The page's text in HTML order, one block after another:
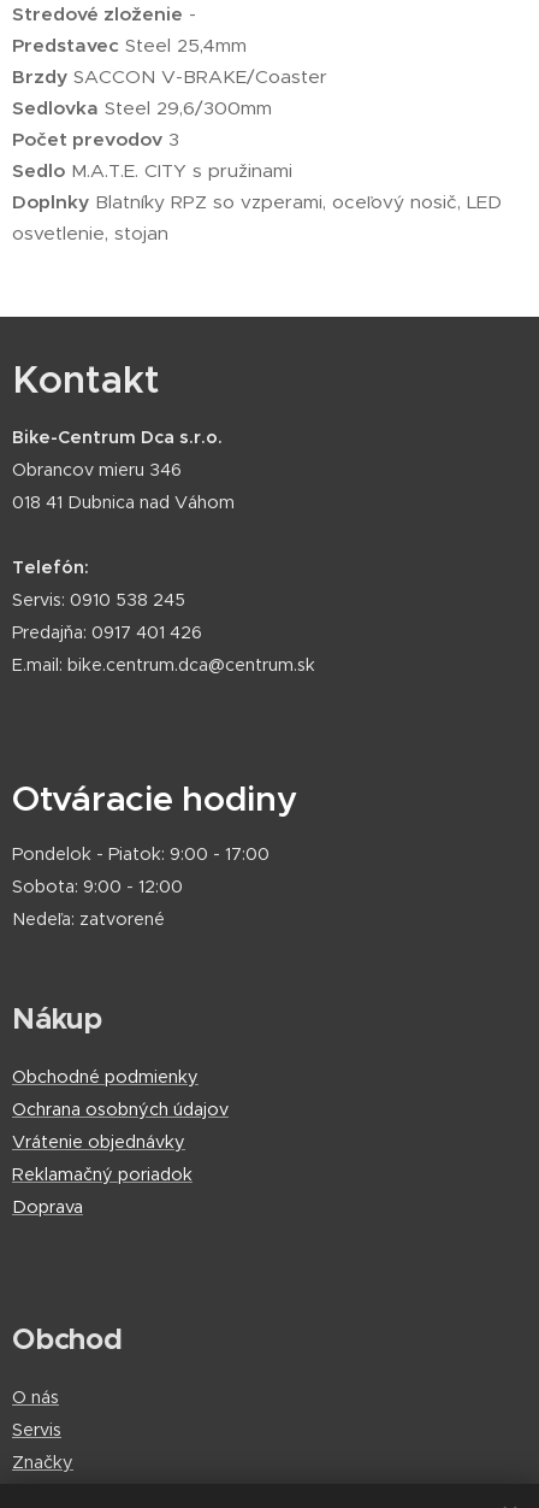
Stredové zloženie -
Predstavec Steel 25,4mm
Brzdy SACCON V-BRAKE/Coaster
Sedlovka Steel 29,6/300mm
Počet prevodov 3
Sedlo M.A.T.E. CITY s pružinami
Doplnky Blatníky RPZ so vzperami, oceľový nosič, LED
osvetlenie, stojan
Kontakt
Bike-Centrum Dca s.r.o.
Obrancov mieru 346
018 41 Dubnica nad Váhom
Telefón:
Servis: 0910 538 245
Predajňa: 0917 401 426
E.mail: bike.centrum.dca@centrum.sk
Otváracie hodiny
Pondelok - Piatok: 9:00 - 17:00
Sobota: 9:00 - 12:00
Nedeľa: zatvorené
Nákup
Obchodné podmienky
Ochrana osobných údajov
Vrátenie objednávky
Reklamačný poriadok
Doprava
Obchod
O nás
Servis
Značky